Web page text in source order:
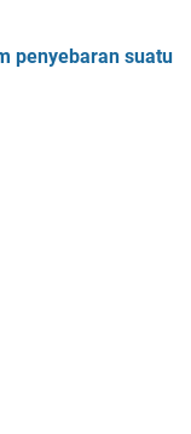
penyebaran suatu